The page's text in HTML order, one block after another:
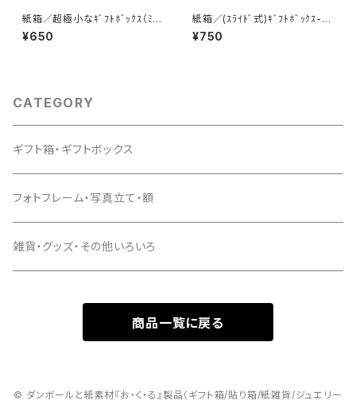
紙箱／超極小なｷﾞﾌﾄﾎﾞｯｸｽ（ﾐﾙｸ
ﾃｨｰ・ｼｬﾝﾊﾟﾝｱｯｼｭ）6個入
¥650
紙箱／(ｽﾗｲﾄﾞ式)ｷﾞﾌﾄﾎﾞｯｸｽ-め
がね・眼鏡ｻｲｽﾞ 3個入
¥750
CATEGORY
ギフト箱・ギフトボックス
フォトフレーム・写真立て・額
雑貨・グッズ・その他いろいろ
商品一覧に戻る
© ダンボールと紙素材『お・く・る』製品（ギフト箱/貼り箱/紙雑貨/ジュエリー